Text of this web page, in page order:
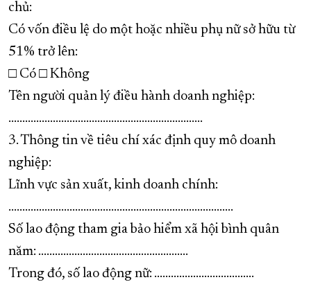
chủ:
Có vốn điều lệ do một hoặc nhiều phụ nữ sở hữu từ
51% trở lên:
□ Có □ Không
Tên người quản lý điều hành doanh nghiệp:
......................................................................
3. Thông tin về tiêu chí xác định quy mô doanh
nghiệp:
Lĩnh vực sản xuất, kinh doanh chính:
.................................................................................
Số lao động tham gia bảo hiểm xã hội bình quân
năm: ......................................................
Trong đó, số lao động nữ: ....................................